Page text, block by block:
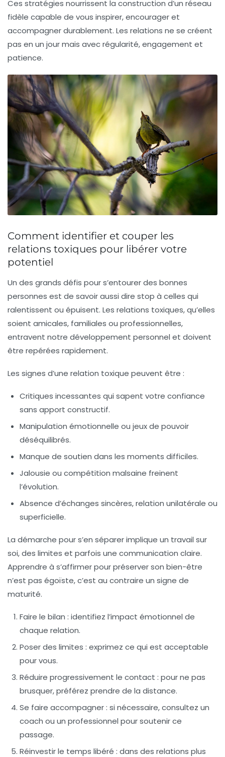
Ces stratégies nourrissent la construction d’un réseau
fidèle capable de vous inspirer, encourager et
accompagner durablement. Les relations ne se créent
pas en un jour mais avec régularité, engagement et
patience.
Comment identifier et couper les
relations toxiques pour libérer votre
potentiel
Un des grands défis pour s’entourer des bonnes
personnes est de savoir aussi dire stop à celles qui
ralentissent ou épuisent. Les relations toxiques, qu’elles
soient amicales, familiales ou professionnelles,
entravent notre développement personnel et doivent
être repérées rapidement.
Les signes d’une relation toxique peuvent être :
Critiques incessantes qui sapent votre confiance
sans apport constructif.
Manipulation émotionnelle ou jeux de pouvoir
déséquilibrés.
Manque de soutien dans les moments difficiles.
Jalousie ou compétition malsaine freinent
l’évolution.
Absence d’échanges sincères, relation unilatérale ou
superficielle.
La démarche pour s’en séparer implique un travail sur
soi, des limites et parfois une communication claire.
Apprendre à s’affirmer pour préserver son bien-être
n’est pas égoïste, c’est au contraire un signe de
maturité.
Faire le bilan : identifiez l’impact émotionnel de
chaque relation.
Poser des limites : exprimez ce qui est acceptable
pour vous.
Réduire progressivement le contact : pour ne pas
brusquer, préférez prendre de la distance.
Se faire accompagner : si nécessaire, consultez un
coach ou un professionnel pour soutenir ce
passage.
Réinvestir le temps libéré : dans des relations plus